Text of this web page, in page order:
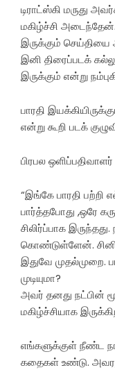
டிராட்ஸ்கி மருது
மகிழ்ச்சி அடைந்தேன்.
இருக்கும் செய்தியை
இனி திரைப்படக்
இருக்கும் என்று
பாரதி
என்று கூறி படக்
பிரபல ஒளிப்பதிவாளர்
“இங்கே பாரதி பற்றி
பார்த்தபோது ,ஒரே
சிலிர்ப்பாக
கொண்டுள்ளேன்.
இதுவே முதல்முறை.
முடியுமா?
அவர் தனது நட்பின்
மகிழ்ச்சியாக
எங்களுக்குள் நீண்ட
கதைகள் உண்டு.